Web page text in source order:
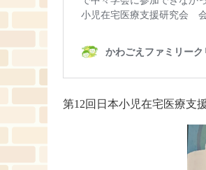
第12回日本小児在宅医療支